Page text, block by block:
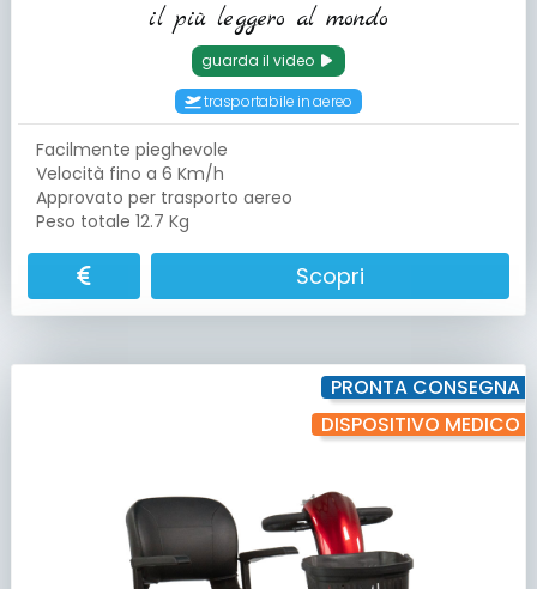
il più leggero al mondo
guarda il video
trasportabile in aereo
Facilmente pieghevole
Velocità fino a 6 Km/h
Approvato per trasporto aereo
Peso totale 12.7 Kg
Scopri
PRONTA CONSEGNA
DISPOSITIVO MEDICO